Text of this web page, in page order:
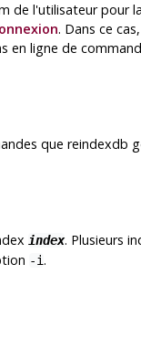
de l'utilisateur pour
. Dans ce
en ligne de
que reindexdb
index. Plusieurs
-i.